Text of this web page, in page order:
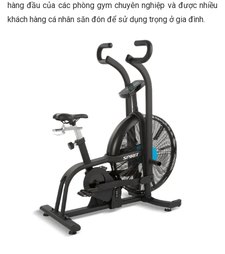
hàng đầu của các phòng gym chuyên nghiệp và được nhiều
khách hàng cá nhân săn đón để sử dụng trọng ở gia đình.